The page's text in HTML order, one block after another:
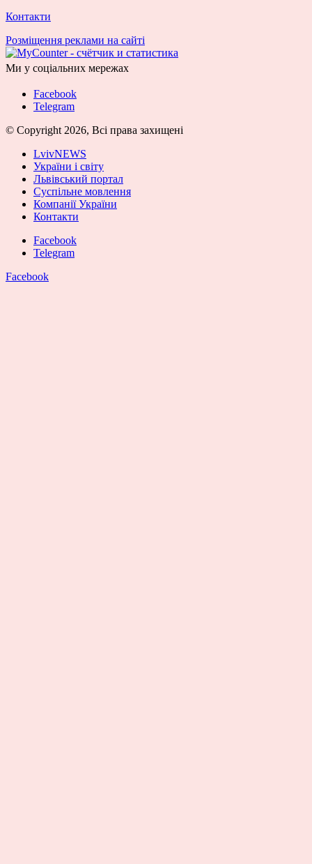
Контакти
Розміщення реклами на сайті
Ми у соціальних мережах
Facebook
Telegram
© Copyright 2026, Всі права захищені
LvivNEWS
України і світу
Львівський портал
Суспільне мовлення
Компанії України
Контакти
Facebook
Telegram
Facebook